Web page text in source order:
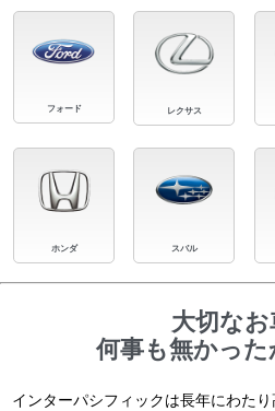
フォード レクサス
ホンダ スバル
大切なお
何事も無かっ
インターパシフィックは長年にわたり